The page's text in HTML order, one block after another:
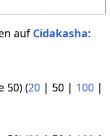
auf Cidakasha:
50) (20 | 50 | 100 |